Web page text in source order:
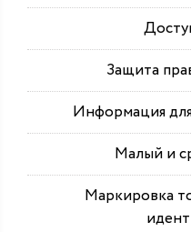
Защита
Информация
Малый и
Маркировка